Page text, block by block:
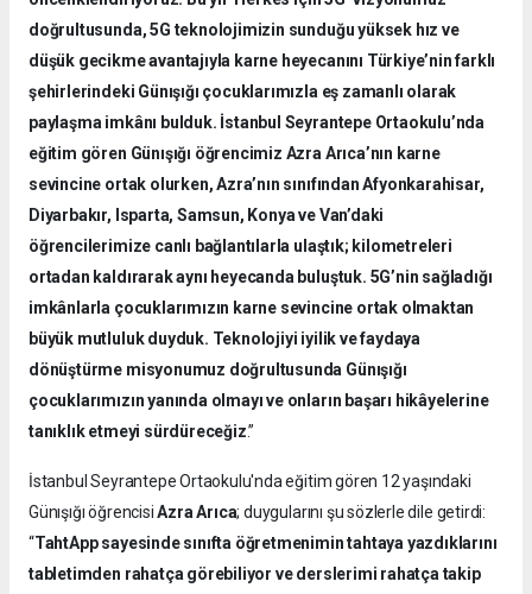
doğrultusunda, 5G teknolojimizin sunduğu yüksek hız ve
düşük gecikme avantajıyla karne heyecanını Türkiye’nin farklı
şehirlerindeki Günışığı çocuklarımızla eş zamanlı olarak
paylaşma imkânı bulduk. İstanbul Seyrantepe Ortaokulu’nda
eğitim gören Günışığı öğrencimiz Azra Arıca’nın karne
sevincine ortak olurken, Azra’nın sınıfından Afyonkarahisar,
Diyarbakır, Isparta, Samsun, Konya ve Van’daki
öğrencilerimize canlı bağlantılarla ulaştık; kilometreleri
ortadan kaldırarak aynı heyecanda buluştuk. 5G’nin sağladığı
imkânlarla çocuklarımızın karne sevincine ortak olmaktan
büyük mutluluk duyduk. Teknolojiyi iyilik ve faydaya
dönüştürme misyonumuz doğrultusunda Günışığı
çocuklarımızın yanında olmayı ve onların başarı hikâyelerine
tanıklık etmeyi sürdüreceğiz.”
İstanbul Seyrantepe Ortaokulu'nda eğitim gören 12 yaşındaki
Günışığı öğrencisiAzra Arıca; duygularını şu sözlerle dile getirdi:
“TahtApp sayesinde sınıfta öğretmenimin tahtaya yazdıklarını
tabletimden rahatça görebiliyor ve derslerimi rahatça takip